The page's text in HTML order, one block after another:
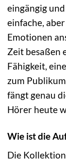
eingängig
einfache,
Emotionen
Zeit besaßen
Fähigkeit,
zum
fängt genau
Hörer heute
Wie ist die
Die